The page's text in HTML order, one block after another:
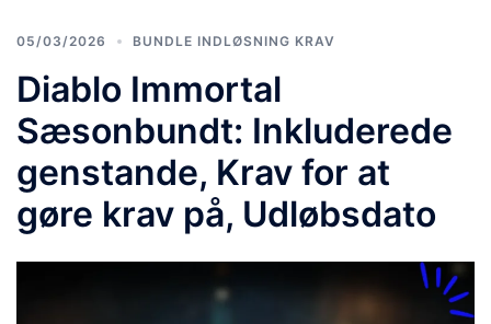
05/03/2026 BUNDLE INDLØSNING KRAV
Diablo Immortal
Sæsonbundt: Inkluderede
genstande, Krav for at
gøre krav på, Udløbsdato